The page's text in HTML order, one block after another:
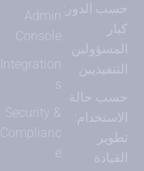
حسب الدور:
كبار
المسؤولين
التنفيذيين
حسب حالة
الاستخدام:
تطوير
القيادة
Admin
Console
Integration
Security &
Complianc
e